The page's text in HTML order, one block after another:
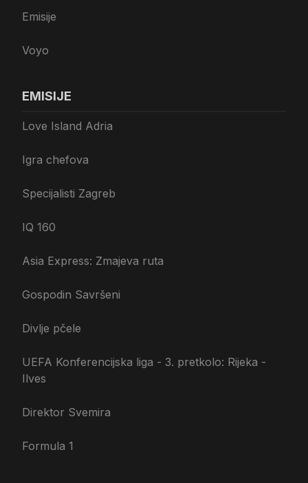
Emisije
Voyo
EMISIJE
Love Island Adria
Igra chefova
Specijalisti Zagreb
IQ 160
Asia Express: Zmajeva ruta
Gospodin Savršeni
Divlje pčele
UEFA Konferencijska liga - 3. pretkolo: Rijeka -
Ilves
Direktor Svemira
Formula 1